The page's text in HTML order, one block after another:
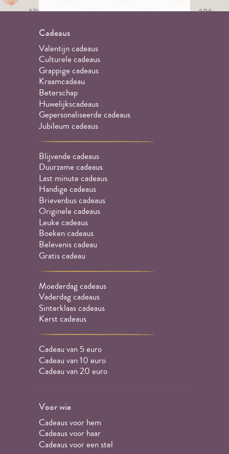
Cadeaus
Valentijn cadeaus
Culturele cadeaus
Grappige cadeaus
Kraamcadeau
Beterschap
Huwelijkscadeaus
Gepersonaliseerde cadeaus
Jubileum cadeaus
Blijvende cadeaus
Duurzame cadeaus
Last minute cadeaus
Handige cadeaus
Brievenbus cadeaus
Originele cadeaus
Leuke cadeaus
Boeken cadeaus
Belevenis cadeau
Gratis cadeau
Moederdag cadeaus
Vaderdag cadeaus
Sinterklaas cadeaus
Kerst cadeaus
Cadeau van 5 euro
Cadeau van 10 euro
Cadeau van 20 euro
Voor wie
Cadeaus voor hem
Cadeaus voor haar
Cadeaus voor een stel